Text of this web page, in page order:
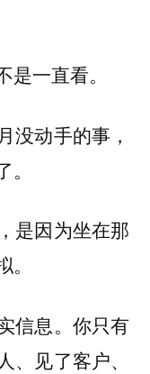
一直看。
没动手的事，
是因为坐在那
信息。你只有
见了客户、